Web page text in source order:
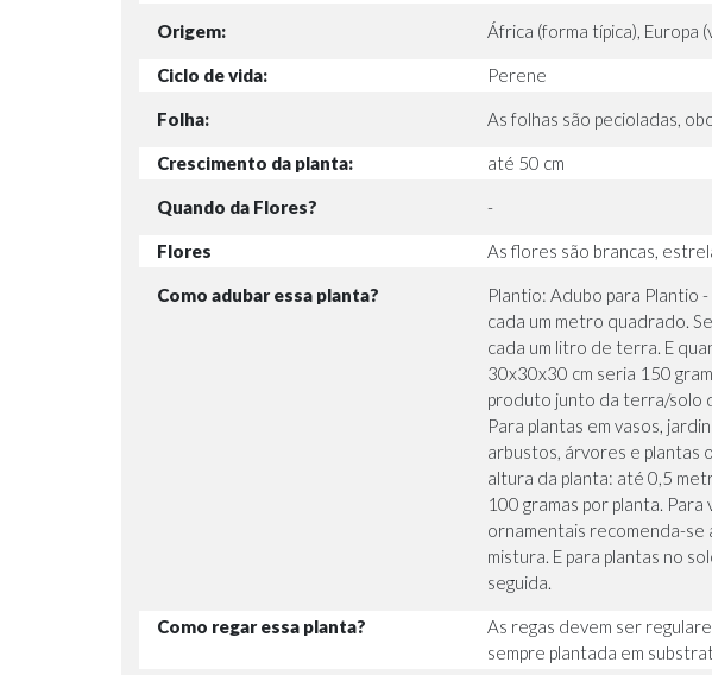
Origem: África (forma típica), Europa
Ciclo de vida: Perene
Folha: As folhas são pecioladas,
Crescimento da planta: até 50 cm
Quando da Flores? -
Flores As flores são brancas,
Como adubar essa planta?
Plantio: Adubo para Plantio
cada um metro quadrado.
cada um litro de terra. E
30x30x30 cm seria 150
produto junto da terra/solo
Para plantas em vasos,
arbustos, árvores e plantas
altura da planta: até 0,5
100 gramas por planta.
ornamentais recomenda-se
mistura. E para plantas no
seguida.
Como regar essa planta?
As regas devem ser
sempre plantada em